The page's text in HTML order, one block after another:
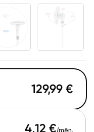
129,99 €
4,12 €/mēn.